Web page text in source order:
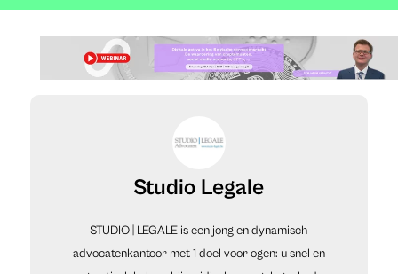
Studio Legale
STUDIO | LEGALE is een jong en dynamisch
advocatenkantoor met 1 doel voor ogen: u snel en